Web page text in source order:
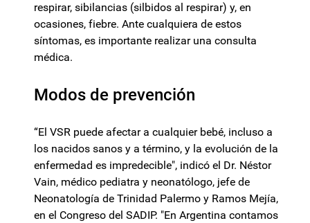
respirar, sibilancias (silbidos al respirar) y, en
ocasiones, fiebre. Ante cualquiera de estos
síntomas, es importante realizar una consulta
médica.
Modos de prevención
“El VSR puede afectar a cualquier bebé, incluso a
los nacidos sanos y a término, y la evolución de la
enfermedad es impredecible", indicó el Dr. Néstor
Vain, médico pediatra y neonatólogo, jefe de
Neonatología de Trinidad Palermo y Ramos Mejía,
en el Congreso del SADIP. "En Argentina contamos